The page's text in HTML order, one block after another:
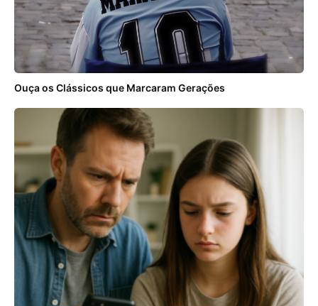
Ouça os Clássicos que Marcaram Gerações